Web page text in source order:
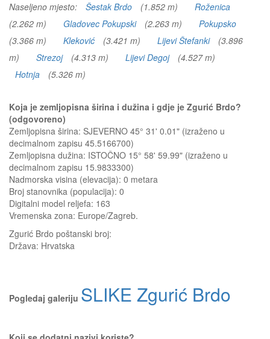
Naseljeno mjesto:
Šestak Brdo (1.852 m)
Roženica
(2.262 m)
Gladovec Pokupski (2.263 m)
Pokupsko
(3.366 m)
Kleković (3.421 m) Lijevi Štefanki
(3.896
m)
Strezoj (4.313 m) Lijevi Degoj
(4.527 m)
Hotnja
(5.326 m)
Koja je zemljopisna širina i dužina i gdje je Zgurić Brdo?
(odgovoreno)
Zemljopisna širina: SJEVERNO 45° 31' 0.01" (izraženo u
decimalnom zapisu 45.5166700)
Zemljopisna dužina: ISTOČNO 15° 58' 59.99" (izraženo u
decimalnom zapisu 15.9833300)
Nadmorska visina (elevacija): 0 metara
Broj stanovnika (populacija): 0
Digitalni model reljefa: 163
Vremenska zona: Europe/Zagreb.
Zgurić Brdo poštanski broj:
Država: Hrvatska
Pogledaj galeriju SLIKE Zgurić Brdo